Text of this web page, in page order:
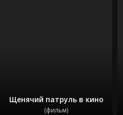
Щенячий патруль в кино
(фильм)